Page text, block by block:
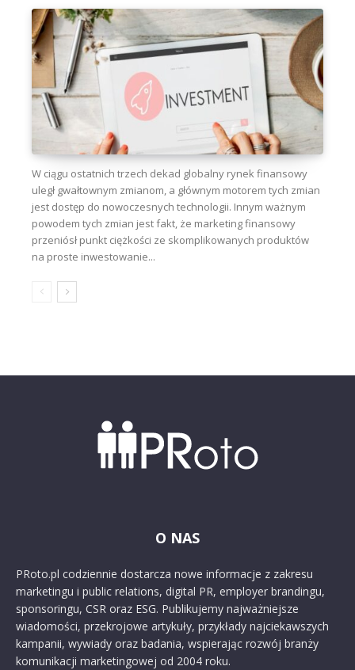
W ciągu ostatnich trzech dekad globalny rynek finansowy
uległ gwałtownym zmianom, a głównym motorem tych zmian
jest dostęp do nowoczesnych technologii. Innym ważnym
powodem tych zmian jest fakt, że marketing finansowy
przeniósł punkt ciężkości ze skomplikowanych produktów
na proste inwestowanie...
O NAS
PRoto.pl codziennie dostarcza nowe informacje z zakresu
marketingu i public relations, digital PR, employer brandingu,
sponsoringu, CSR oraz ESG. Publikujemy najważniejsze
wiadomości, przekrojowe artykuły, przykłady najciekawszych
kampanii, wywiady oraz badania, wspierając rozwój branży
komunikacji marketingowej od 2004 roku.